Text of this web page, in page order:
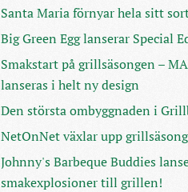
Santa Maria förnyar hela sitt
Big Green Egg lanserar Special
Smakstart på grillsäsongen –
lanseras i helt ny design
Den största ombyggnaden i
NetOnNet växlar upp
Johnny's Barbeque Buddies
smakexplosioner till grillen!